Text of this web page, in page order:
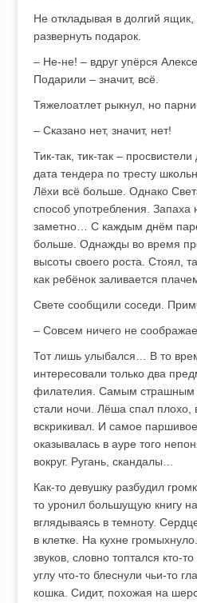
Не откладывая в долгий ящик,
развернуть подарок.
– Не-не! – вдруг упёрся
Подарили – значит, всё.
Тяжелоатлет рыкнул, но
– Сказано нет, значит, нет!
Тик-так, тик-так –
дата тендера по тресту
Лёхи всё больше. Однако
способ употребления. Запаха
заметно… С каждым днём
больше. Однажды во время
высоты своего роста. Стоял,
как ребёнок заливается
Свете сообщили соседи.
– Совсем ничего не
Тот лишь улыбался… В то
интересовали только два
филателия. Самым страшным
стали ночи. Лёша спал плохо,
вскрикивал. И самое
оказывалась в ауре того
вокруг. Ругань, скандалы…
Как-то девушку разбудил
то уронил большущую книгу
вглядываясь в темноту.
в клетке. На кухне
звуков, словно топтался кто-
углу что-то блеснули чьи-то
кошка. Сидит, похожая на